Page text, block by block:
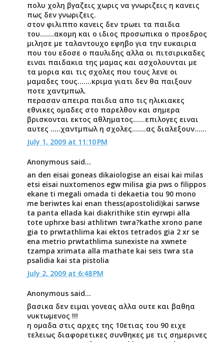
πολυ χολη βγαζεις χωρις να γνωριζεις η κανεις
πως δεν γνωριζεις.
στον φιλιππο κανεις δεν τρωει τα παιδια
του.......ακομη και ο ιδιος προσωπικα ο προεδρος
μιλησε με ταλαντουχο εφηβο για την ευκαιρια
που του εδοσε ο παυλιδης αλλα οι πιτσιρικαδες
ειναι παιδακια της μαμας και ασχολουνται με
τα μορια και τις σχολες που τους λενε οι
μαμαδες τους.......κριμα γιατι δεν θα παιξουν
ποτε χαντμπωλ.
περασαν απειρα παιδια απο τις ηλικιακες
εθνικες ομαδες στο παρελθον και σημερα
βρισκονται εκτος αθληματος......επιλογες ειναι
αυτες .....χαντμπωλ η σχολες.......ας διαλεξουν......
July 1, 2009 at 11:10 PM
Anonymous said...
an den eisai goneas dikaiologise an eisai kai milas
etsi eisai nuxtomenos egw milisa gia pws o filippos
ekane ti megali omada ti dekaetia tou 90 mono
me beriwtes kai enan thess(apostolidi)kai sarwse
ta panta ellada kai diakrithike stin eyrwpi alla
tote uphrxe basi athlitwn twra?kathe xrono pane
gia to prwtathlima kai ektos tetrados gia 2 xr se
ena metrio prwtathlima sunexiste na xwnete
tzampa xrimata alla mathate kai seis twra sta
psalidia kai sta pistolia
July 2, 2009 at 6:48 PM
Anonymous said...
βασικα δεν ειμαι γονεας αλλα ουτε και βαθηα
νυκτωμενος !!!
η ομαδα στις αρχες της 10ετιας του 90 ειχε
τελειως διαφορετικες συνθηκες με τις σημερινες